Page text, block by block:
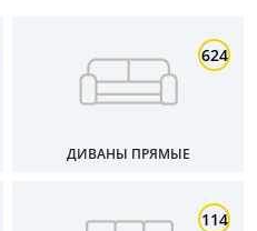
624
ДИВАНЫ ПРЯМЫЕ
114